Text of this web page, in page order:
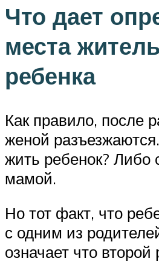
Что дает
места
ребенка
Как правило, после
женой
жить ребенок? Либо
мамой.
Но тот факт, что
с одним из
означает что второй